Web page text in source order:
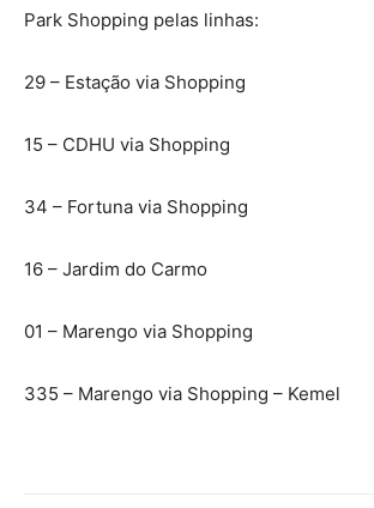
Park Shopping pelas linhas:
29 – Estação via Shopping
15 – CDHU via Shopping
34 – Fortuna via Shopping
16 – Jardim do Carmo
01 – Marengo via Shopping
335 – Marengo via Shopping – Kemel